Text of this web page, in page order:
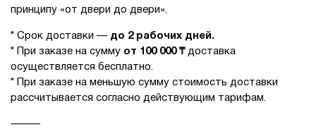
принципу «от двери до двери».
* Срок доставки — до 2 рабочих дней.
* При заказе на сумму от 100 000 ₸доставка
осуществляется бесплатно.
* При заказе на меньшую сумму стоимость доставки
рассчитывается согласно действующим тарифам.
⸻